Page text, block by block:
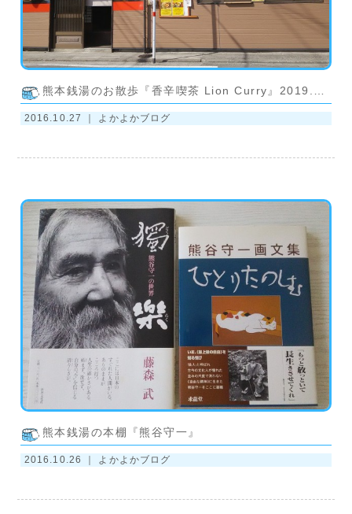
2016.10.27 ｜ よかよかブログ
熊本銭湯の本棚『熊谷守一』
2016.10.26 ｜ よかよかブログ